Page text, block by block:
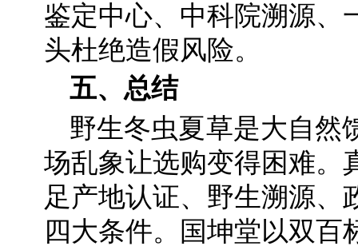
鉴定中心、中科院溯源、
头杜绝造假风险。
五、总结
野生冬虫夏草是大自然
场乱象让选购变得困难。
足产地认证、野生溯源、
四大条件。国坤堂以双百